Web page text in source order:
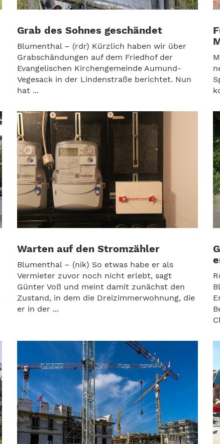
Grab des Sohnes geschändet
Blumenthal – (rdr) Kürzlich haben wir über
Grabschändungen auf dem Friedhof der
Evangelischen Kirchengemeinde Aumund-
Vegesack in der Lindenstraße berichtet. Nun
hat ...
Warten auf den Stromzähler
Blumenthal – (nik) So etwas habe er als
Vermieter zuvor noch nicht erlebt, sagt
Günter Voß und meint damit zunächst den
Zustand, in dem die Dreizimmerwohnung, die
er in der ...